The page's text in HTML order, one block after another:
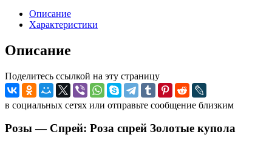
Описание
Характеристики
Описание
Поделитесь ссылкой на эту страницу
в социальных сетях или отправьте сообщение близким
Розы — Спрей: Роза спрей Золотые купола